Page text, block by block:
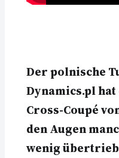
Der polnische
Dynamics.pl
Cross-Coupé
den Augen
wenig